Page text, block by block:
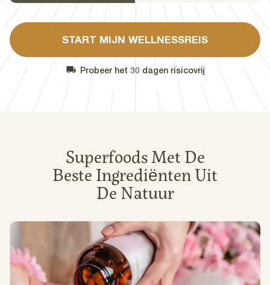
START MIJN WELLNESSREIS
Probeer het 30 dagen risicovrij
Superfoods Met De
Beste Ingrediënten Uit
De Natuur